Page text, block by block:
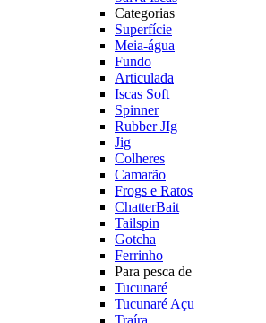
Categorias
Superfície
Meia-água
Fundo
Articulada
Iscas Soft
Spinner
Rubber JIg
Jig
Colheres
Camarão
Frogs e Ratos
ChatterBait
Tailspin
Gotcha
Ferrinho
Para pesca de
Tucunaré
Tucunaré Açu
Traíra